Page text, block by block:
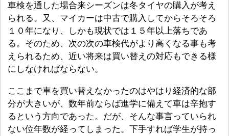
車検を通した場合来シーズンは冬タイヤの購入が考え
られる。又、マイカーは中古で購入してからそろそろ
１０年になり、しかも現状では１５年以上落ちであ
る。そのため、次の次の車検代がより高くなる事も考
えられるため、近い将来は買い替えの対応もできる様
にしなければならない。
ここまで車を買い替えなかったのはやはり経済的な部
分が大きいが、数年前ならば進学に備えて車は辛抱す
るという方向であった。だが、そんな事言っていられ
ない位年数が経ってしまった。下手すれば学生が持っ